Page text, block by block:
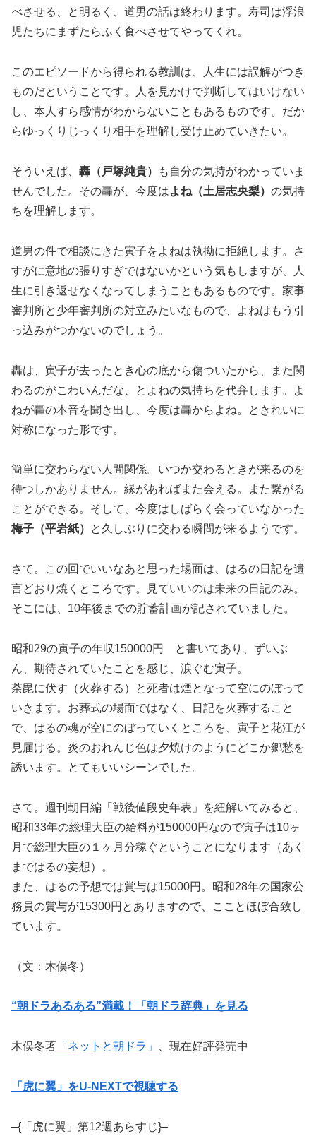
べさせる、と明るく、道男の話は終わります。寿司は浮浪
児たちにまずたらふく食べさせてやってくれ。
このエピソードから得られる教訓は、人生には誤解がつき
ものだということです。人を見かけで判断してはいけない
し、本人すら感情がわからないこともあるものです。だか
らゆっくりじっくり相手を理解し受け止めていきたい。
そういえば、 轟（戸塚純貴）
も自分の気持がわかっていま
せんでした。その轟が、今度はよね（土居志央梨） の気持
ちを理解します。
道男の件で相談にきた寅子をよねは執拗に拒絶します。さ
すがに意地の張りすぎではないかという気もしますが、人
生に引き返せなくなってしまうこともあるものです。家事
審判所と少年審判所の対立みたいなもので、よねはもう引
っ込みがつかないのでしょう。
轟は、寅子が去ったとき心の底から傷ついたから、また関
わるのがこわいんだな、とよねの気持ちを代弁します。よ
ねが轟の本音を聞き出し、今度は轟からよね。ときれいに
対称になった形です。
簡単に交わらない人間関係。いつか交わるときが来るのを
待つしかありません。縁があればまた会える。また繋がる
ことができる。そして、今度はしばらく会っていなかった
梅子（平岩紙）
と久しぶりに交わる瞬間が来るようです。
さて。この回でいいなあと思った場面は、はるの日記を遺
言どおり焼くところです。見ていいのは未来の日記のみ。
そこには、10年後までの貯蓄計画が記されていました。
昭和29の寅子の年収150000円 と書いてあり、ずいぶ
ん、期待されていたことを感じ、涙ぐむ寅子。
荼毘に伏す（火葬する）と死者は煙となって空にのぼって
いきます。お葬式の場面ではなく、日記を火葬すること
で、はるの魂が空にのぼっていくところを、寅子と花江が
見届ける。炎のおれんじ色は夕焼けのようにどこか郷愁を
誘います。とてもいいシーンでした。
さて。週刊朝日編「戦後値段史年表」を紐解いてみると、
昭和33年の総理大臣の給料が150000円なので寅子は10ヶ
月で総理大臣の１ヶ月分稼ぐということになります（あく
まではるの妄想）。
また、はるの予想では賞与は15000円。昭和28年の国家公
務員の賞与が15300円とありますので、こことほぼ合致し
ています。
（文：木俣冬）
“朝ドラあるある”満載！「朝ドラ辞典」を見る
木俣冬著 「ネットと朝ドラ」 、現在好評発売中
「虎に翼」をU-NEXTで視聴する
–{「虎に翼」第12週あらすじ}–